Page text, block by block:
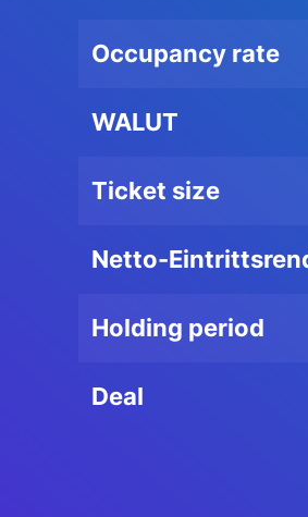
Occupancy rate
WALUT
Ticket size
Netto-
Holding period
Deal